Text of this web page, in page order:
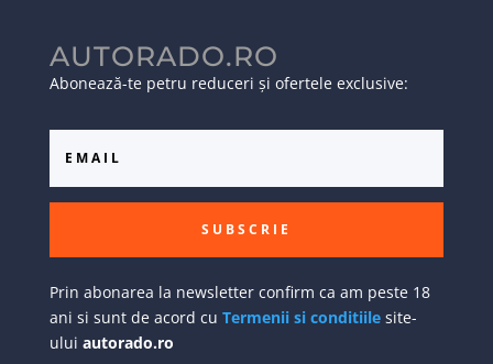
AUTORADO.RO
Abonează-te petru reduceri și ofertele exclusive:
SUBSCRIE
Prin abonarea la newsletter confirm ca am peste 18
ani si sunt de acord cu Termenii si conditiilesite-
ului autorado.ro